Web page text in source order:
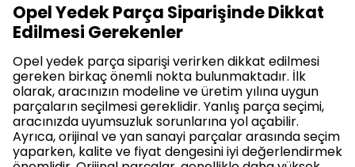
Opel Yedek Parça Siparişinde Dikkat
Edilmesi Gerekenler
Opel yedek parça siparişi verirken dikkat edilmesi
gereken birkaç önemli nokta bulunmaktadır. İlk
olarak, aracınızın modeline ve üretim yılına uygun
parçaların seçilmesi gereklidir. Yanlış parça seçimi,
aracınızda uyumsuzluk sorunlarına yol açabilir.
Ayrıca, orijinal ve yan sanayi parçalar arasında seçim
yaparken, kalite ve fiyat dengesini iyi değerlendirmek